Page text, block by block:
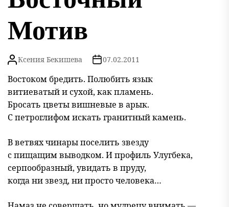
Мотив
Ксения Бекишева 07.02.2011
Востоком бредить. Полюбить язык
витиеватый и сухой, как пламень.
Бросать цветы вишневые в арык.
С петроглифом искать гранитный камень.
В ветвях чинары поселить звезду
с пищащим выводком. И профиль Улугбека,
серпообразный, увидать в пруду,
когда ни звезд, ни просто человека…